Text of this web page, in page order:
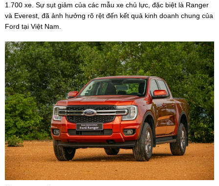
1.700 xe. Sự sụt giảm của các mẫu xe chủ lực, đặc biệt là Ranger
và Everest, đã ảnh hưởng rõ rệt đến kết quả kinh doanh chung của
Ford tại Việt Nam.